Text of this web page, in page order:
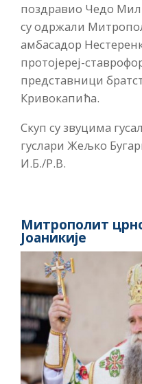
поздравио Чедо
су одржали
амбасадор
протојереј-
представници
Кривокапића.
Скуп су звуцима
гуслари Жељко
И.Б./Р.В.
Митрополит
Јоаникије